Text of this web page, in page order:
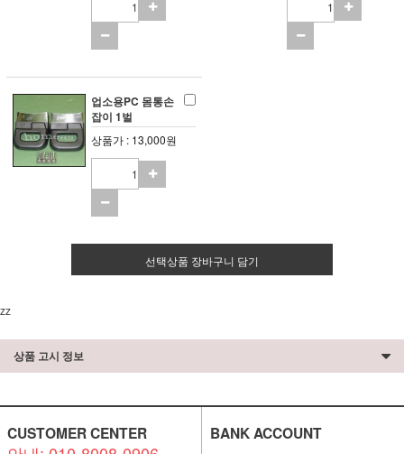
업소용PC 몸통손
잡이 1벌
상품가 : 13,000원
선택상품 장바구니 담기
zz
상품 고시 정보
CUSTOMER CENTER BANK ACCOUNT